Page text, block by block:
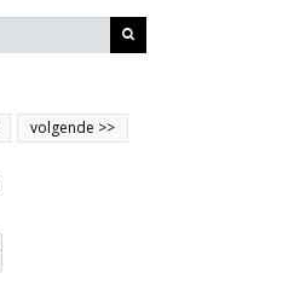
volgende >>